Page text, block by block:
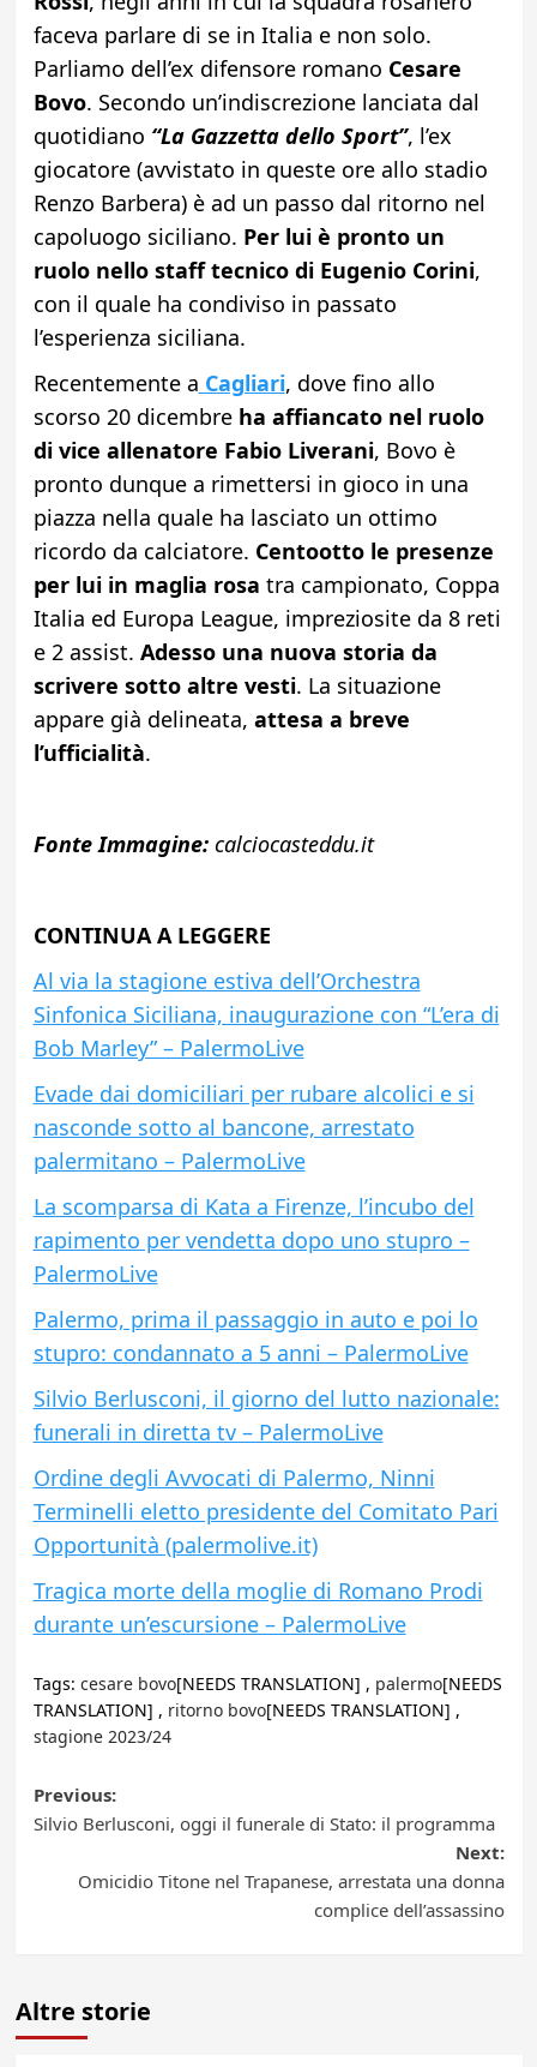
faceva parlare di se in Italia e non solo.
Parliamo dell’ex difensore romano Cesare
Bovo. Secondo un’indiscrezione lanciata dal
quotidiano “La Gazzetta dello Sport”, l’ex
giocatore (avvistato in queste ore allo stadio
Renzo Barbera) è ad un passo dal ritorno nel
capoluogo siciliano. Per lui è pronto un
ruolo nello staff tecnico di Eugenio Corini,
con il quale ha condiviso in passato
l’esperienza siciliana.
Recentemente a Cagliari, dove fino allo
scorso 20 dicembre ha affiancato nel ruolo
di vice allenatore Fabio Liverani, Bovo è
pronto dunque a rimettersi in gioco in una
piazza nella quale ha lasciato un ottimo
ricordo da calciatore. Centootto le presenze
per lui in maglia rosa tra campionato, Coppa
Italia ed Europa League, impreziosite da 8 reti
e 2 assist. Adesso una nuova storia da
scrivere sotto altre vesti. La situazione
appare già delineata, attesa a breve
l’ufficialità.
Fonte Immagine:calciocasteddu.it
CONTINUA A LEGGERE
Al via la stagione estiva dell’Orchestra
Sinfonica Siciliana, inaugurazione con “L’era di
Bob Marley” – PalermoLive
Evade dai domiciliari per rubare alcolici e si
nasconde sotto al bancone, arrestato
palermitano – PalermoLive
La scomparsa di Kata a Firenze, l’incubo del
rapimento per vendetta dopo uno stupro –
PalermoLive
Palermo, prima il passaggio in auto e poi lo
stupro: condannato a 5 anni – PalermoLive
Silvio Berlusconi, il giorno del lutto nazionale:
funerali in diretta tv – PalermoLive
Ordine degli Avvocati di Palermo, Ninni
Terminelli eletto presidente del Comitato Pari
Opportunità (palermolive.it)
Tragica morte della moglie di Romano Prodi
durante un’escursione – PalermoLive
Tags: cesare bovo[NEEDS TRANSLATION] , palermo[NEEDS
TRANSLATION] , ritorno bovo[NEEDS TRANSLATION] ,
stagione 2023/24
Post
navigation
Previous:
Silvio Berlusconi, oggi il funerale di Stato: il programma
Next:
Omicidio Titone nel Trapanese, arrestata una donna
complice dell’assassino
Altre storie